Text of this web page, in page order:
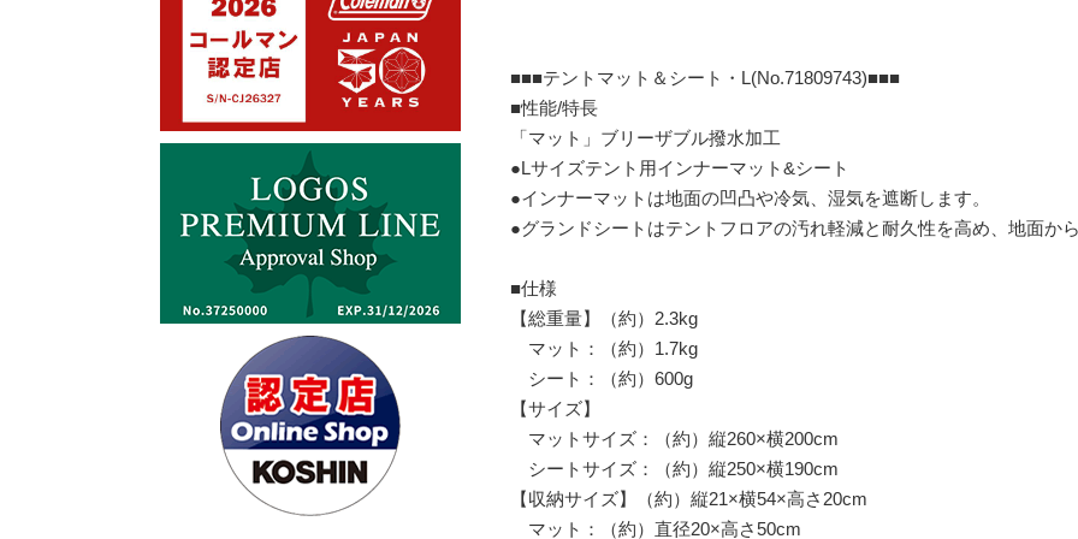
■■■テントマット＆シート・L(No.71809743)■■■
■性能/特長
「マット」ブリーザブル撥水加工
●Lサイズテント用インナーマット&シート
●インナーマットは地面の凹凸や冷気、湿気を遮断します。
●グランドシートはテントフロアの汚れ軽減と耐久性を高め、地面か
■仕様
【総重量】（約）2.3kg
マット：（約）1.7kg
シート：（約）600g
【サイズ】
マットサイズ：（約）縦260×横200cm
シートサイズ：（約）縦250×横190cm
【収納サイズ】（約）縦21×横54×高さ20cm
マット：（約）直径20×高さ50cm